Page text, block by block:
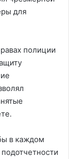
для
полиции
в каждом